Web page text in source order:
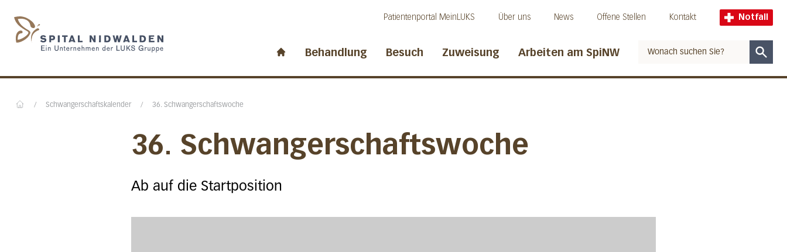
Patientenportal MeinLUKS Über uns News Offene Stellen Kontakt Notfall
Behandlung Besuch Zuweisung Arbeiten am SpiNW
/ Schwangerschaftskalender / 36. Schwangerschaftswoche
36. Schwangerschaftswoche
Ab auf die Startposition